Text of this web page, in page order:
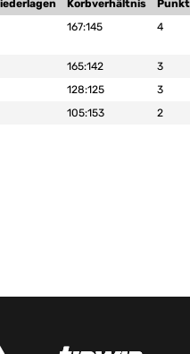
Korbverhältnis
167:145 4
165:142
3
128:125
3
105:153 2